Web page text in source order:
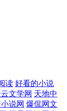
读 好看的小说
文学网 天地中
说网 爆侃网文